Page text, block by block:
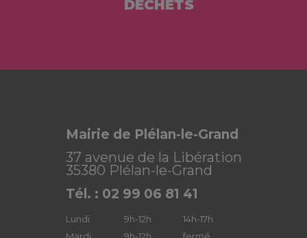
DÉCHETS
Mairie de Plélan-le-Grand
37 avenue de la Libération
35380 Plélan-le-Grand
Tél. : 02 99 06 81 41
Lundi 9h-12h
14h-17h